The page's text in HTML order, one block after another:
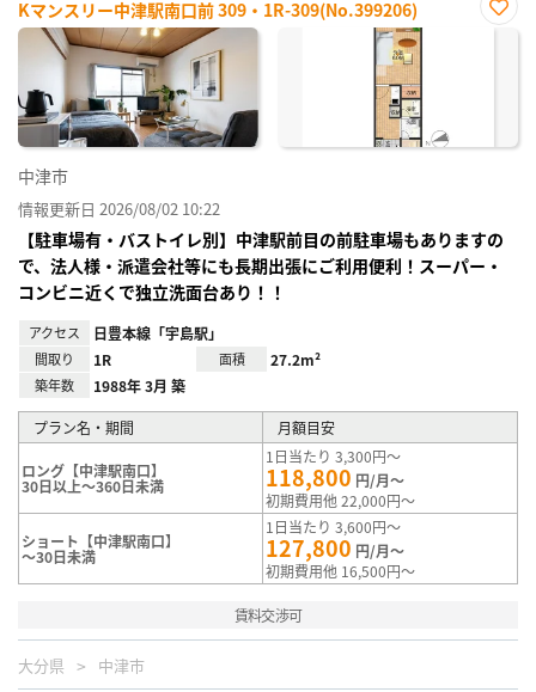
Kマンスリー中津駅南口前 309・1R-309(No.399206)
お気
中津市
情報更新日 2026/08/02 10:22
【駐車場有・バストイレ別】中津駅前目の前駐車場もありますの
で、法人様・派遣会社等にも長期出張にご利用便利！スーパー・
コンビニ近くで独立洗面台あり！！
アクセス 日豊本線「宇島駅」
間取り 1R 面積 27.2m²
築年数 1988年 3月 築
プラン名・期間 月額目安
ロング【中津駅南口】
30日以上～360日未満
1日当たり 3,300円～
118,800 円/月～
初期費用他 22,000円～
ショート【中津駅南口】
～30日未満
1日当たり 3,600円～
127,800 円/月～
初期費用他 16,500円～
賃料交渉可
大分県 中津市